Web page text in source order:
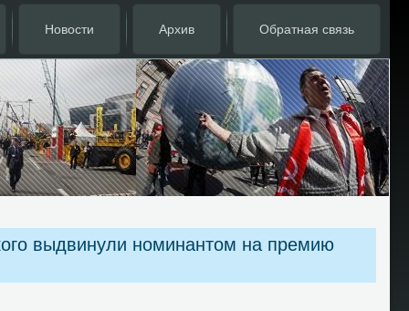
Новости Архив Обратная связь
выдвинули номинантом на премию